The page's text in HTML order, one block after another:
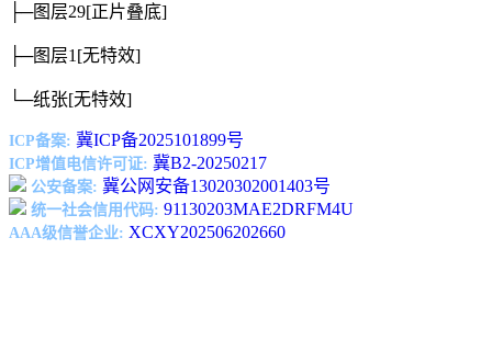
├─图层29[正片叠底]
├─图层1 [无特效]
└─纸张[无特效]
ICP备案: 冀ICP备2025101899号
ICP增值电信许可证: 冀B2-20250217
公安备案: 冀公网安备13020302001403号
统一社会信用代码: 91130203MAE2DRFM4U
AAA级信誉企业: XCXY202506202660